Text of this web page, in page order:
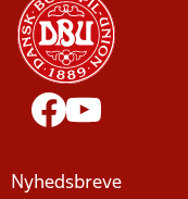
Nyhedsbreve